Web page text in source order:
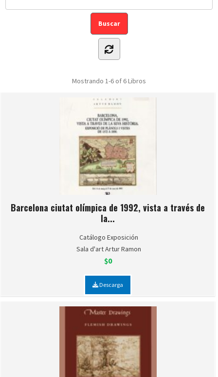
Mostrando 1-6 of 6Libros
Barcelona ciutat olímpica de 1992, vista a través de
la...
Catálogo Exposición
Sala d'art Artur Ramon
$0
Descarga